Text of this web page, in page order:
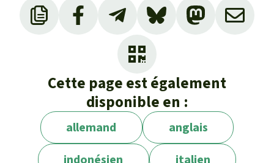
Près de la moitié : soit 3 900 espèces
d’arbres.
au pied des Andes : jusqu’à 3.500 mètres
Cette page est également
disponible en :
allemand
anglais